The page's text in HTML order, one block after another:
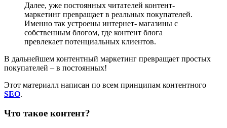
Далее, уже постоянных читателей контент-
маркетинг превращает в реальных покупателей.
Именно так устроены интернет- магазины с
собственным блогом, где контент блога
превлекает потенциальных клиентов.
В дальнейшем контентный маркетинг превращает простых
покупателей – в постоянных!
Этот материалл написан по всем принципам контентного
SEO.
Что такое контент?